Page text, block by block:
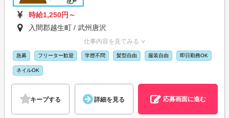
時給1,250円～
入間郡越生町 / 武州唐沢
仕事内容を見てみる ∨
急募 フリーター歓迎 学歴不問 髪型自由 服装自由 即日勤務OK
ネイルOK
キープする 詳細を見る 応募画面に進む